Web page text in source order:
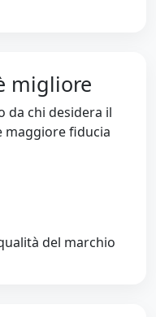
migliore
da chi desidera il
maggiore fiducia
del marchio